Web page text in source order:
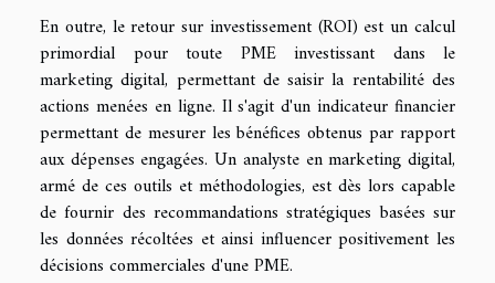
En outre, le retour sur investissement (ROI) est un calcul
primordial pour toute PME investissant dans le
marketing digital, permettant de saisir la rentabilité des
actions menées en ligne. Il s'agit d'un indicateur financier
permettant de mesurer les bénéfices obtenus par rapport
aux dépenses engagées. Un analyste en marketing digital,
armé de ces outils et méthodologies, est dès lors capable
de fournir des recommandations stratégiques basées sur
les données récoltées et ainsi influencer positivement les
décisions commerciales d'une PME.